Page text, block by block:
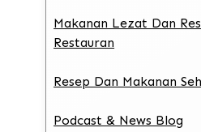
Makanan Lezat Dan
Restauran
Resep Dan Makanan
Podcast & News Blog